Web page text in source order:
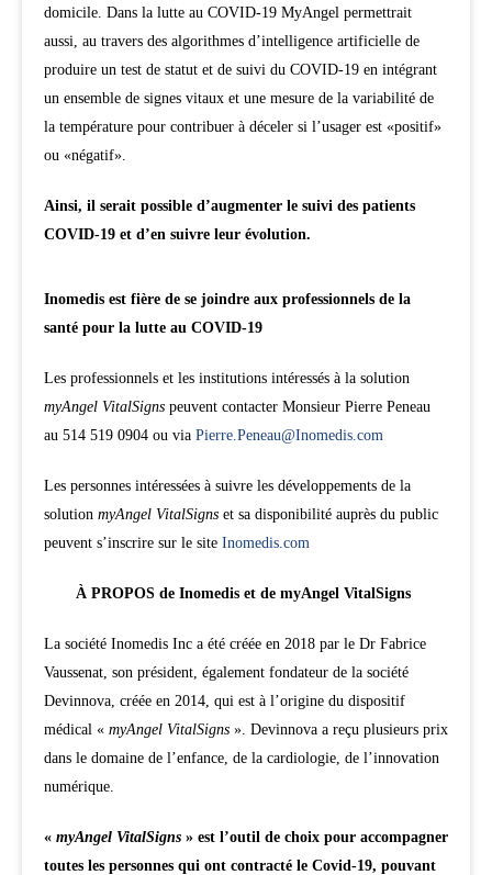
domicile. Dans la lutte au COVID-19 MyAngel permettrait
aussi, au travers des algorithmes d’intelligence artificielle de
produire un test de statut et de suivi du COVID-19 en intégrant
un ensemble de signes vitaux et une mesure de la variabilité de
la température pour contribuer à déceler si l’usager est «positif»
ou «négatif».
Ainsi, il serait possible d’augmenter le suivi des patients
COVID-19 et d’en suivre leur évolution.
Inomedis est fière de se joindre aux professionnels de la
santé pour la lutte au COVID-19
Les professionnels et les institutions intéressés à la solution ​
myAngel VitalSigns ​peuvent contacter Monsieur Pierre Peneau
au ​514 519 0904​ ou via ​ Pierre.Peneau@Inomedis.com
Les personnes intéressées à suivre les développements de la
solution ​ myAngel VitalSigns ​et sa disponibilité auprès du public
peuvent s’inscrire sur le site ​Inomedis.com
À PROPOS de Inomedis et de myAngel VitalSigns
La société Inomedis Inc a été créée en 2018 par le Dr Fabrice
Vaussenat, son président, également fondateur de la société
Devinnova, créée en 2014, qui est à l’origine du dispositif
médical « ​ myAngel VitalSigns ​ ». Devinnova a reçu plusieurs prix
dans le domaine de l’enfance, de la cardiologie, de l’innovation
numérique.
« ​ myAngel VitalSigns ​ » est l’outil de choix pour accompagner
toutes les personnes qui ont contracté le Covid-19, pouvant